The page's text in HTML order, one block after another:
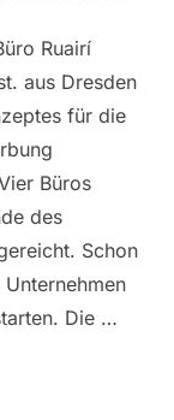
Ruairí
aus Dresden
für die
Büros
des
Schon
Die …
AUS DRESDEN